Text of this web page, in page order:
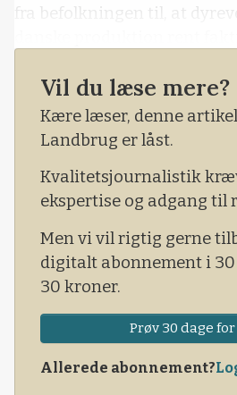
fra befolkningen til, at
Imens bliver økologerne
selvom også deres
svagheder med hensyn til
Vil du læse mere?
Kære læser, denne
Landbrug er låst.
Kvalitetsjournalistik
ekspertise og adgang til
Men vi vil rigtig gerne
digitalt abonnement i
30 kroner.
Prøv 30 dage
Allerede abonnement?